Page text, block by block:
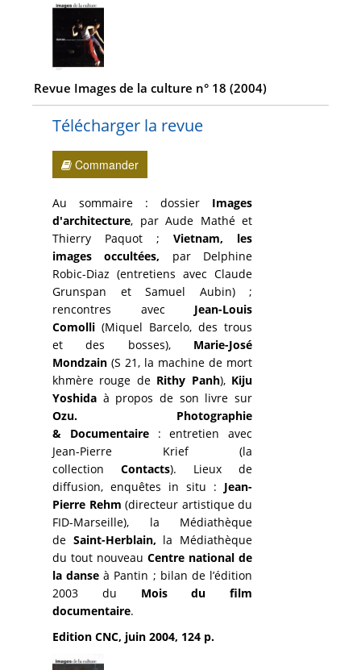
Revue Images de la culture n° 18 (2004)
Télécharger la revue
Commander
Au sommaire : dossier Images
d'architecture, par Aude Mathé et
Thierry Paquot ;Vietnam, les
images occultées, par Delphine
Robic-Diaz (entretiens avec Claude
Grunspan et Samuel Aubin) ;
rencontres avec Jean-Louis
Comolli (Miquel Barcelo, des trous
et des bosses), Marie-José
Mondzain (S 21, la machine de mort
khmère rouge de Rithy Panh), Kiju
Yoshida à propos de son livre sur
Ozu.
Photographie
& Documentaire: entretien avec
Jean-Pierre Krief (la
collectionContacts). Lieux de
diffusion, enquêtes in situ : Jean-
Pierre Rehm(directeur artistique du
FID-Marseille), la Médiathèque
de Saint-Herblain, la Médiathèque
du tout nouveauCentre national de
la danse à Pantin ; bilan de l’édition
2003 du Mois du film
documentaire.
Edition CNC, juin 2004, 124 p.